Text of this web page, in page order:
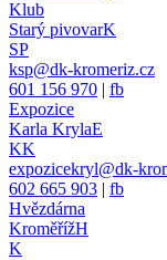
Klub
Starý pivovarK
SP
ksp@dk-kromeriz.cz
601 156 970 | fb
Expozice
Karla KrylaE
KK
expozicekryl@dk-
602 665 903 | fb
Hvězdárna
KroměřížH
K